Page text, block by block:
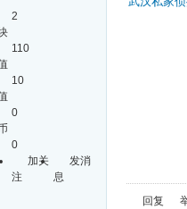
2
110
10
0
0
加关
注
发消
息
回复